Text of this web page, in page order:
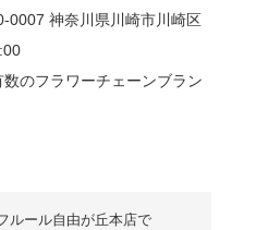
ルール自由が丘本店で